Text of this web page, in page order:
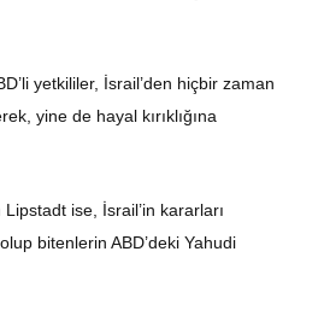
yetkililer, İsrail’den hiçbir zaman
yine de hayal kırıklığına
ise, İsrail’in kararları
bitenlerin ABD’deki Yahudi